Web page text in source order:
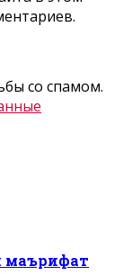
со спамом.
маърифат